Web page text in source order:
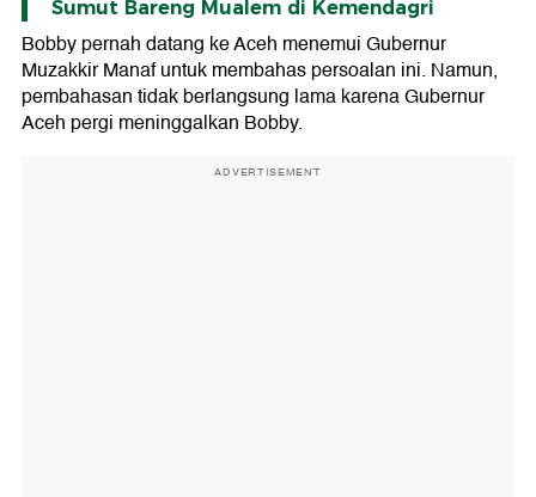
Sumut Bareng Mualem di Kemendagri
Bobby pernah datang ke Aceh menemui Gubernur
Muzakkir Manaf untuk membahas persoalan ini. Namun,
pembahasan tidak berlangsung lama karena Gubernur
Aceh pergi meninggalkan Bobby.
ADVERTISEMENT